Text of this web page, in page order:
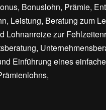
Bonuslohn, Prämie,
Leistung, Beratung zum
Lohnanreize zur
Einführung eines